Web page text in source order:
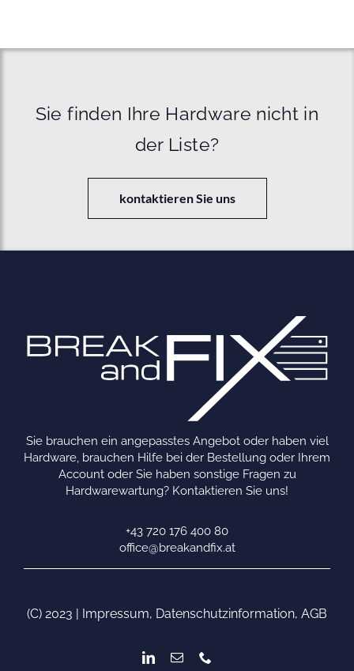
Sie finden Ihre Hardware nicht in
der Liste?
kontaktieren Sie uns
Sie brauchen ein angepasstes Angebot oder haben viel
Hardware, brauchen Hilfe bei der Bestellung oder Ihrem
Account oder Sie haben sonstige Fragen zu
Hardwarewartung? Kontaktieren Sie uns!
+43 720 176 400 80
office@breakandfix.at
(C) 2023 | Impressum, Datenschutzinformation, AGB